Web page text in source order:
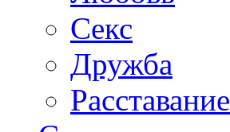
Секс
Дружба
Расставание